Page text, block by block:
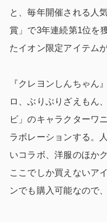
と、毎年開催される人
賞」で3年連続第1位を
たイオン限定アイテム
『クレヨンしんちゃん
ロ、ぶりぶりざえもん
ビ」のキャラクターワ
ラボレーションする。
いコラボ、洋服のほか
ここでしか買えないア
ンでも購入可能なので